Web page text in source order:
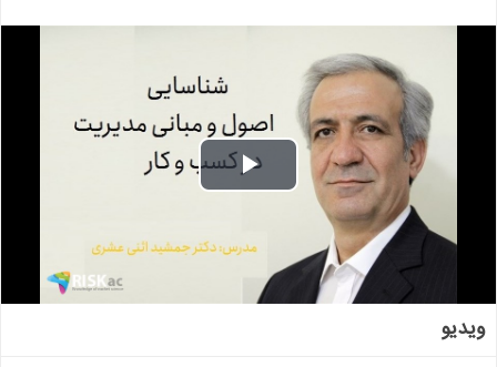
Play
Video
ویدیو